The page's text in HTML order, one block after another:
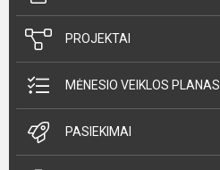
PROJEKTAI
MĖNESIO VEIKLOS PLANAS
PASIEKIMAI